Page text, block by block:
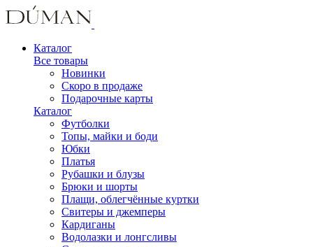
Каталог
Все товары
Новинки
Скоро в продаже
Подарочные карты
Каталог
Футболки
Топы, майки и боди
Юбки
Платья
Рубашки и блузы
Брюки и шорты
Плащи, облегчённые куртки
Свитеры и джемперы
Кардиганы
Водолазки и лонгсливы